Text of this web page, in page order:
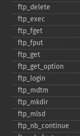
ftp_​delete
ftp_​exec
ftp_​fget
ftp_​fput
ftp_​get
ftp_​get_​option
ftp_​login
ftp_​mdtm
ftp_​mkdir
ftp_​mlsd
ftp_​nb_​continue